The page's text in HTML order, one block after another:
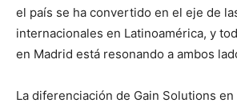
el país se ha convertido en el eje de
internacionales en Latinoamérica, y
en Madrid está resonando a ambos
La diferenciación de Gain Solutions